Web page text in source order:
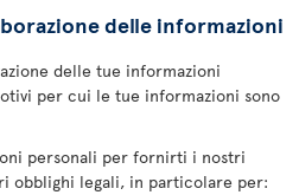
delle informazioni
delle tue informazioni
per cui le tue informazioni sono
personali per fornirti i nostri
obblighi legali, in particolare per: